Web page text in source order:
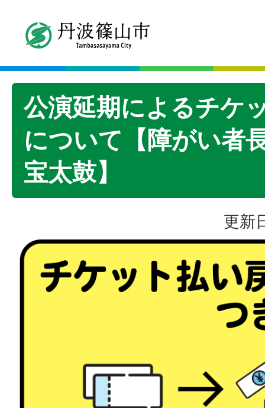
公演延期によるチケ
について【障がい者
宝太鼓】
更新